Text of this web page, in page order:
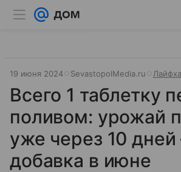
19 июня 2024 SevastopolMedia.ru
Всего 1 таблетку
поливом: урожай
уже через 10
добавка в июне